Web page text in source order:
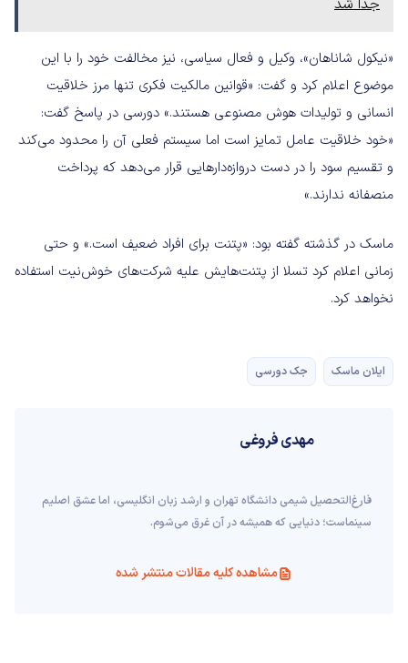
جدا شد
«نیکول شاناهان»، وکیل و فعال سیاسی، نیز مخالفت خود را با این
موضوع اعلام کرد و گفت: «قوانین مالکیت فکری تنها مرز خلاقیت
انسانی و تولیدات هوش مصنوعی هستند.» دورسی در پاسخ گفت:
«خود خلاقیت عامل تمایز است اما سیستم فعلی آن را محدود می‌کند
و تقسیم سود را در دست دروازه‌دارهایی قرار می‌دهد که پرداخت
منصفانه ندارند.»
ماسک در گذشته گفته بود: «پتنت برای افراد ضعیف است.» و حتی
زمانی اعلام کرد تسلا از پتنت‌هایش علیه شرکت‌های خوش‌نیت استفاده
نخواهد کرد.
ایلان ماسک جک دورسی
مهدی فروغی
فارغ‌التحصیل شیمی دانشگاه تهران و ارشد زبان انگلیسی، اما عشق اصلیم
سینماست؛ دنیایی که همیشه در آن غرق می‌شوم.
مشاهده کلیه مقالات منتشر شده